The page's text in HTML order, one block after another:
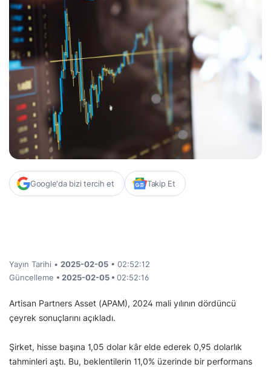
Google'da bizi tercih et Takip Et
Yayın Tarihi • 2025-02-05 • 02:52:12
Güncelleme • 2025-02-05 • 02:52:16
Artisan Partners Asset (APAM), 2024 mali yılının dördüncü
çeyrek sonuçlarını açıkladı.
Şirket, hisse başına 1,05 dolar kâr elde ederek 0,95 dolarlık
tahminleri aştı. Bu, beklentilerin 11,0% üzerinde bir performans